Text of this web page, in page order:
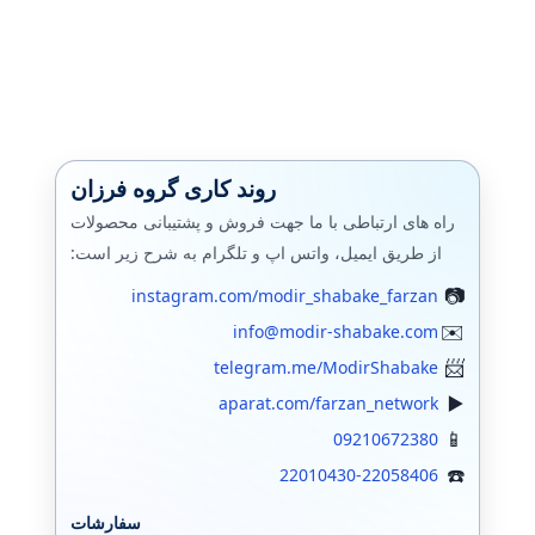
برنامه نویسی
طراحی رابط کاربری (UI)
آفرهای ویژه
روند کاری گروه فرزان
راه های ارتباطی با ما جهت فروش و پشتیبانی محصولات
از طریق ایمیل، واتس اپ و تلگرام به شرح زیر است:
instagram.com/modir_shabake_farzan
info@modir-shabake.com
telegram.me/ModirShabake
aparat.com/farzan_network
09210672380
22010430-22058406
سفارشات